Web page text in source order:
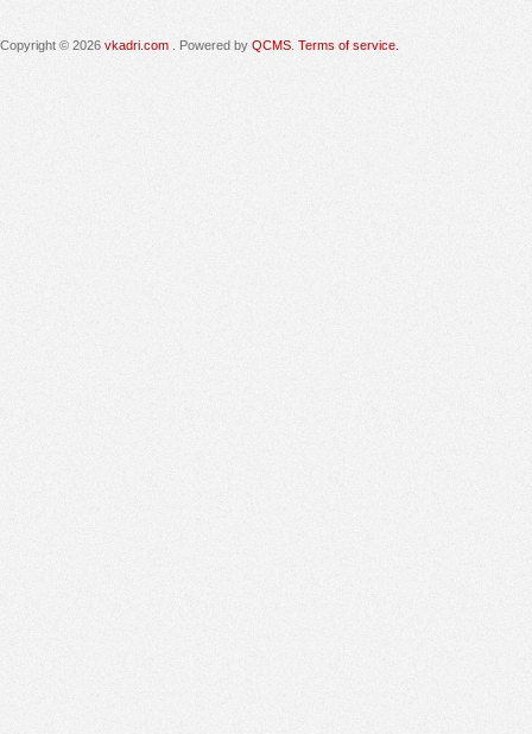
Copyright © 2026 vkadri.com . Powered by QCMS Terms of service.